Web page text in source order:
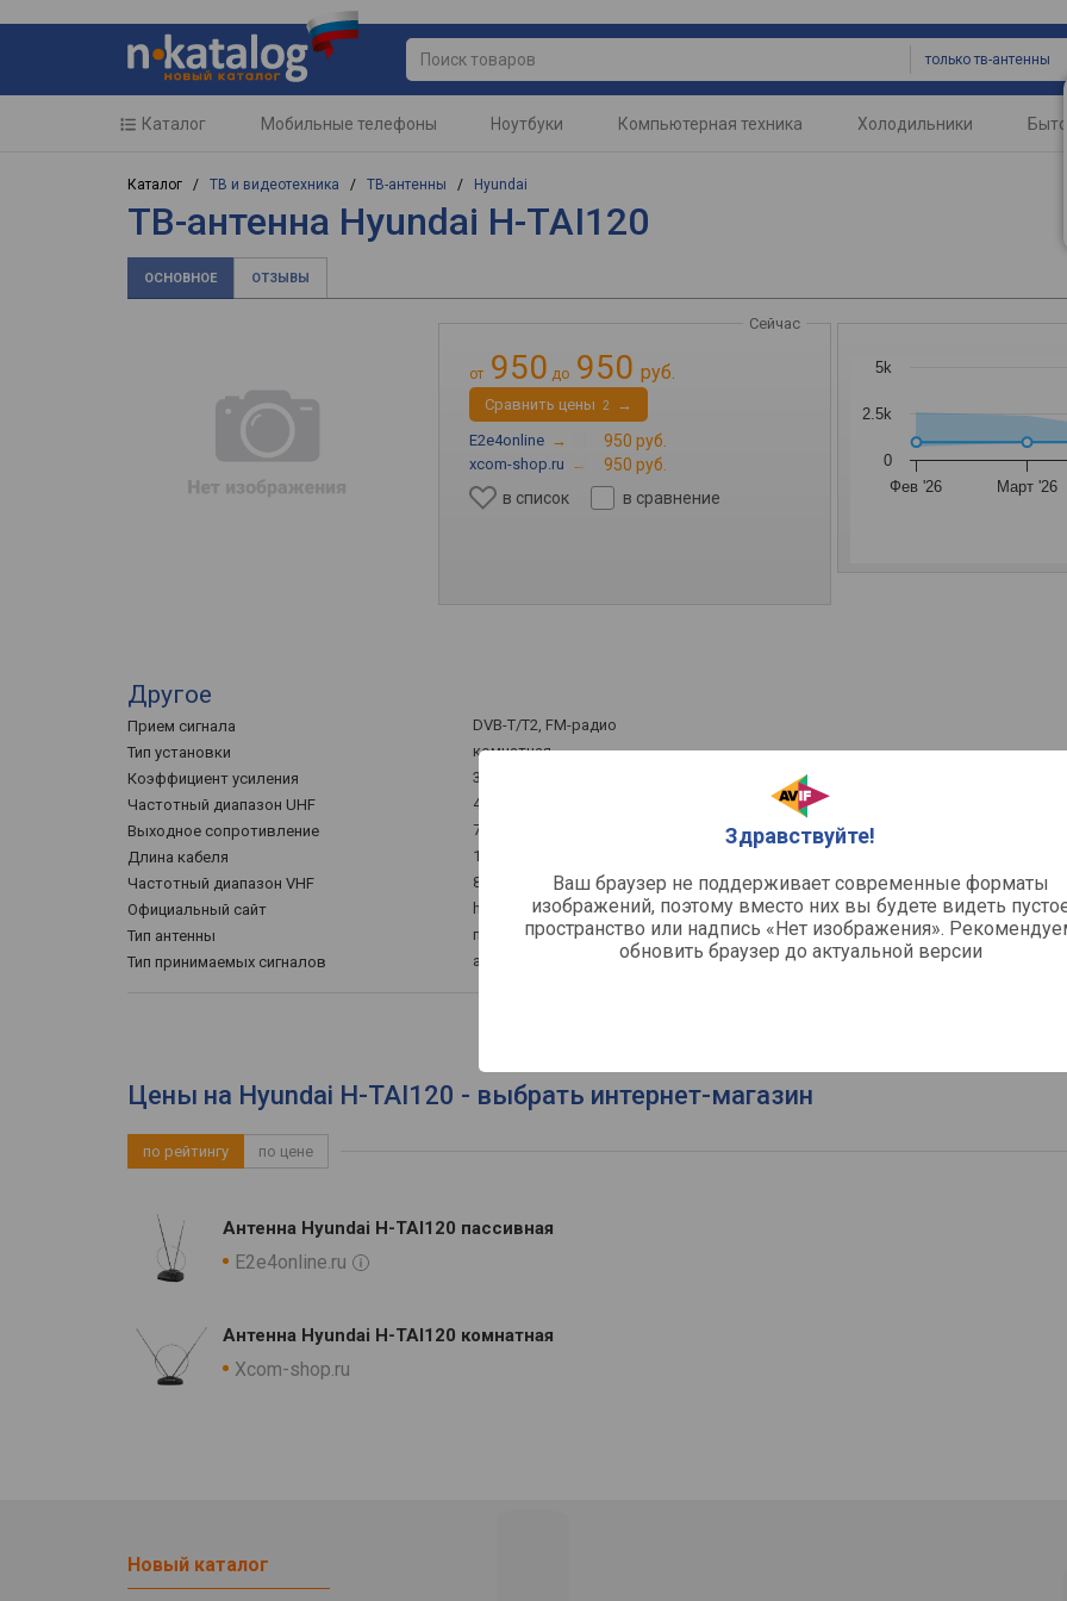
только тв-антенны
Здравствуйте!
Ваш браузер не поддерживает современные форматы
изображений, поэтому вместо них вы будете видеть
пространство или надпись «Нет изображения».
обновить браузер до актуальной версии
Каталог Мобильные телефоны Ноутбуки Компьютерная техника Холодильники
Каталог / ТВ и видеотехника / ТВ-антенны / Hyundai
ТВ-антенна Hyundai H-TAI120
ОСНОВНОЕ ОТЗЫВЫ
от 950 до 950 руб.
Сейчас
Cравнить цены 2 →
E2e4online → 950 руб.
xcom-shop.ru →
950 руб.
в список
в сравнение
Фев '26 Март '26
0
2.5k
5k
Другое
Прием сигнала
DVB-T/T2, FM-радио
Тип установки
комнатная
Коэффициент усиления
3 дБ
Частотный диапазон UHF
470 – 862 МГц
Выходное сопротивление
75 Ом
Длина кабеля
1.35 м
Частотный диапазон VHF
87.5 – 230 МГц
Официальный сайт
hyundai-electronics.com.ru
Тип антенны
пассивная
Тип принимаемых сигналов
аналоговый/цифровой
Цены на Hyundai H-TAI120 - выбрать интернет-магазин
по рейтингу по цене
Антенна Hyundai H-TAI120 пассивная
E2e4online.ru
Антенна Hyundai H-TAI120 комнатная
Xcom-shop.ru
Новый каталог